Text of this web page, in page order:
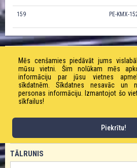
159 PE-KMX-
PASŪTĪT PRODUKTU!
VĀRDS
E-PASTS
TĀLRUNIS
Mēs cenšamies piedāvāt jums
mūsu vietni. Šim nolūkam mēs
informāciju par jūsu vietnes
sīkdatnēm. Sīkdatnes nesavāc un
personas informāciju. Izmantojot šo
sīkfailus!
Piekrītu!